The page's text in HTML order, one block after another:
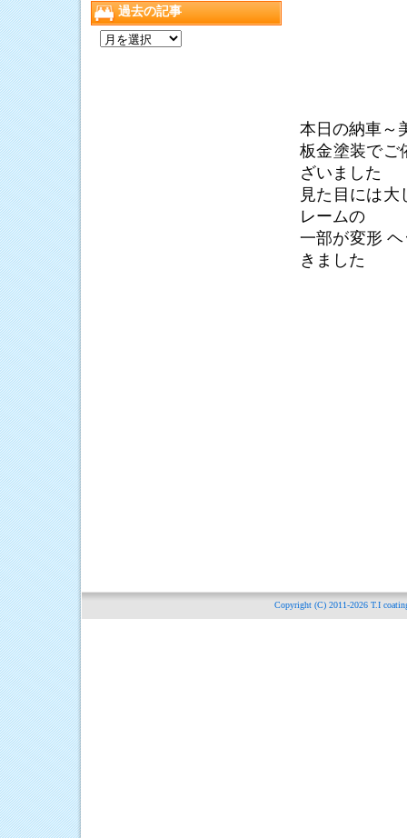
本日の納車～
板金塗装でご
ざいました
見た目には
レームの
一部が変形
きました
過去の記事
過
去
Copyright (C) 2011-2026 T.I